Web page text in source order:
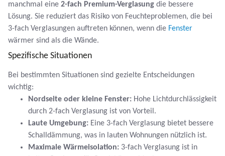
manchmal eine 2-fach Premium-Verglasung die bessere
Lösung. Sie reduziert das Risiko von Feuchteproblemen, die bei
3-fach Verglasungen auftreten können, wenn die Fenster
wärmer sind als die Wände.
Spezifische Situationen
Bei bestimmten Situationen sind gezielte Entscheidungen
wichtig:
Nordseite oder kleine Fenster: Hohe Lichtdurchlässigkeit
durch 2-fach Verglasung ist von Vorteil.
Laute Umgebung: Eine 3-fach Verglasung bietet bessere
Schalldämmung, was in lauten Wohnungen nützlich ist.
Maximale Wärmeisolation: 3-fach Verglasung ist in